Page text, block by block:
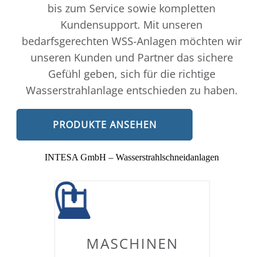
bis zum Service sowie kompletten
Kundensupport. Mit unseren
bedarfsgerechten WSS-Anlagen möchten wir
unseren Kunden und Partner das sichere
Gefühl geben, sich für die richtige
Wasserstrahlanlage entschieden zu haben.
PRODUKTE ANSEHEN
INTESA GmbH – Wasserstrahlschneidanlagen
MASCHINEN